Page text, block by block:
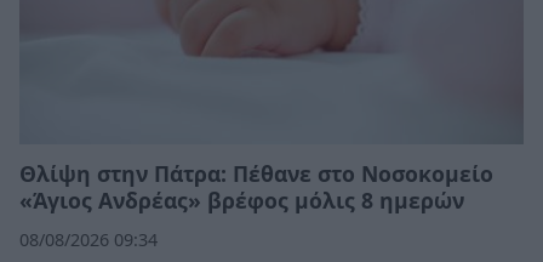
Θλίψη στην Πάτρα: Πέθανε στο Νοσοκομείο
«Άγιος Ανδρέας» βρέφος μόλις 8 ημερών
08/08/2026 09:34